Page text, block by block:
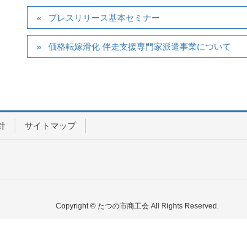
プレスリリース基本セミナー
価格転嫁滑化 伴走支援専門家派遣事業について
サイトマップ
Copyright © たつの市商工会 All Rights Reserved.